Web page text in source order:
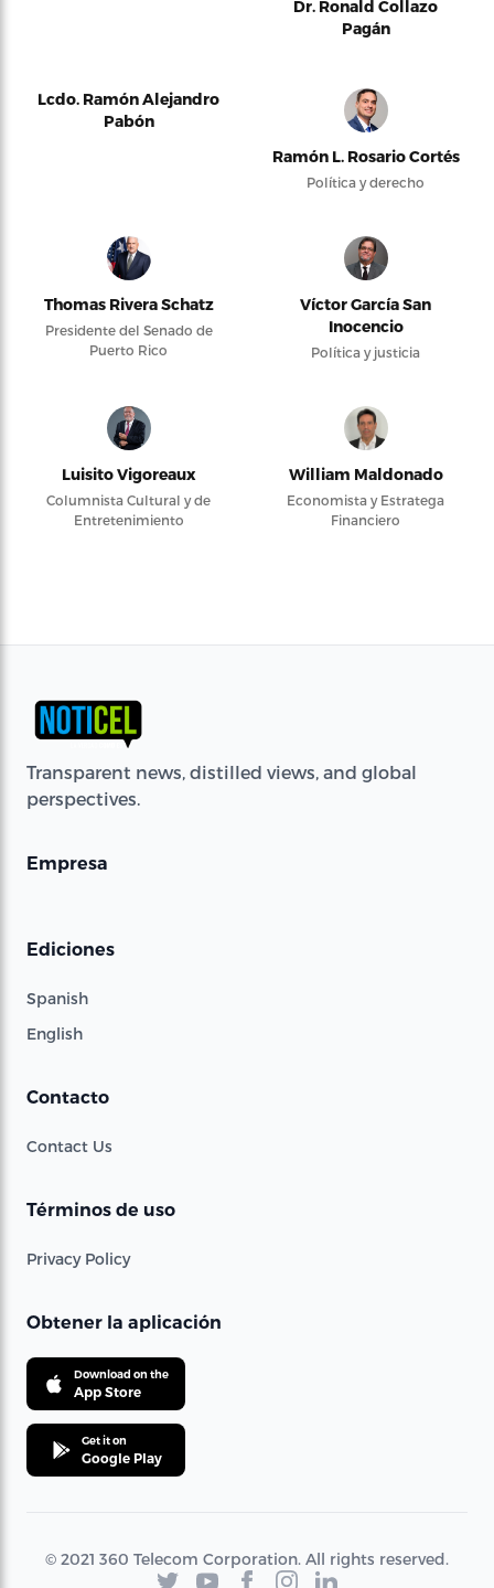
Dr. Ronald Collazo
Pagán
Lcdo. Ramón Alejandro
Pabón
Ramón L. Rosario Cortés
Política y derecho
Thomas Rivera Schatz
Presidente del Senado de
Puerto Rico
Víctor García San
Inocencio
Política y justicia
Luisito Vigoreaux
Columnista Cultural y de
Entretenimiento
William Maldonado
Economista y Estratega
Financiero
Transparent news, distilled views, and global
perspectives.
Empresa
Ediciones
Spanish
English
Contacto
Contact Us
Términos de uso
Privacy Policy
Obtener la aplicación
Download on the
App Store
Get it on
Google Play
© 2021 360 Telecom Corporation. All rights reserved.